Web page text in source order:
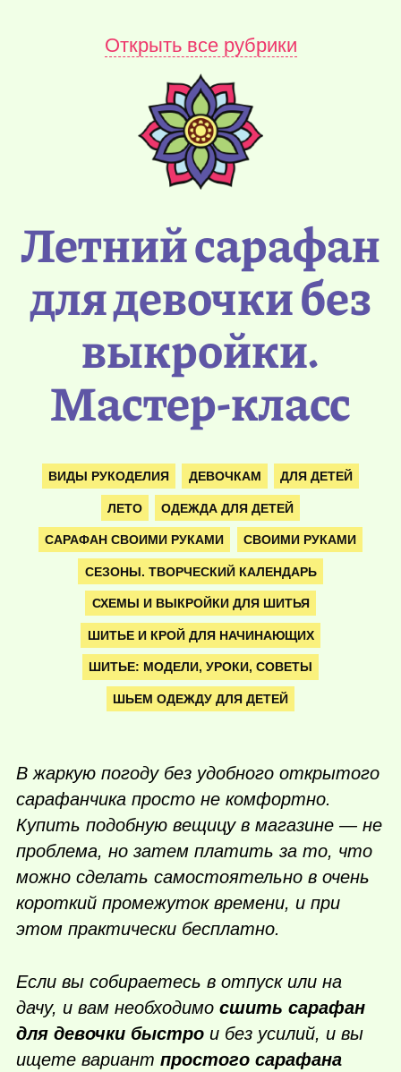
Открыть все рубрики
Летний сарафан
для девочки без
выкройки.
Мастер-класс
ВИДЫ РУКОДЕЛИЯ ДЕВОЧКАМ ДЛЯ ДЕТЕЙ
ЛЕТО ОДЕЖДА ДЛЯ ДЕТЕЙ
САРАФАН СВОИМИ РУКАМИ СВОИМИ РУКАМИ
СЕЗОНЫ. ТВОРЧЕСКИЙ КАЛЕНДАРЬ
СХЕМЫ И ВЫКРОЙКИ ДЛЯ ШИТЬЯ
ШИТЬЕ И КРОЙ ДЛЯ НАЧИНАЮЩИХ
ШИТЬЕ: МОДЕЛИ, УРОКИ, СОВЕТЫ
ШЬЕМ ОДЕЖДУ ДЛЯ ДЕТЕЙ
В жаркую погоду без удобного открытого
сарафанчика просто не комфортно.
Купить подобную вещицу в магазине — не
проблема, но затем платить за то, что
можно сделать самостоятельно в очень
короткий промежуток времени, и при
этом практически бесплатно.
Если вы собираетесь в отпуск или на
дачу, и вам необходимо сшить сарафан
для девочки быстро и без усилий, и вы
ищете вариант простого сарафана